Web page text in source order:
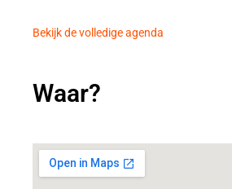
Bekijk de volledige agenda
Waar?